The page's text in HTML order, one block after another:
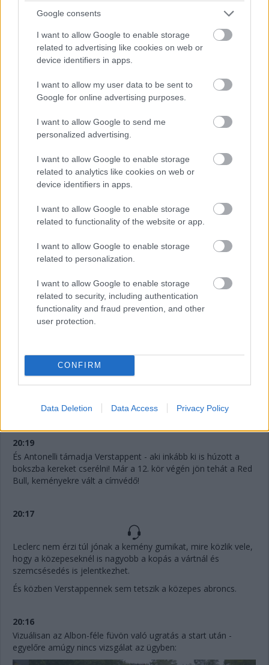
Google consents
I want to allow Google to enable storage
related to advertising like cookies on web or
device identifiers in apps.
I want to allow my user data to be sent to
Google for online advertising purposes.
I want to allow Google to send me
personalized advertising.
I want to allow Google to enable storage
related to analytics like cookies on web or
device identifiers in apps.
I want to allow Google to enable storage
related to functionality of the website or app.
I want to allow Google to enable storage
related to personalization.
I want to allow Google to enable storage
related to security, including authentication
functionality and fraud prevention, and other
user protection.
CONFIRM
Data Deletion Data Access Privacy Policy
nyomta le Hülkenberget.
Sainz vetődött be elfékezősen Bortoleto mellé a hajtűben,
Verstappen közben áthámozta magát Hülkenbergen, két
másodperccel követi Russellt.
Norris és Leclerc az első két helyen!
Norris megelőzte Hamiltont - aki aztán azzal a lendülettel
kijött a bokszba, szintén közepesről keményre váltani.
Norris, viszont csak három és fél másodperc van közöttük.
Antonelli is követi a két éllovas példáját, nála is felkerülnek a
kemények. Így most Piastri, Hamilton, Norris, Leclerc, Alonso
a top 5, ők még természetesen nem cseréltek kereket -
viszont fontos, hogy Norris és Leclerc a kemény keveréken
20:20
Russell-lel azonnal reagált a Mercedes, ő is érkezett a cserére,
közöttük.
20:19
És Antonelli támadja Verstappent - aki inkább ki is húzott a
bokszba kereket cserélni! Már a 12. kör végén jön tehát a Red
Bull, keményekre vált a címvédő!
20:17
Leclerc nem érzi túl jónak a kemény gumikat, mire közlik vele,
hogy a közepeseknél is nagyobb a kopás a vártnál és
szemcsésedés is jelentkezhet.
És közben Verstappennek sem tetszik a közepes abroncs.
20:16
Vizuálisan az Albon-féle füvön való ugratás a start után -
egyelőre amúgy nincs vizsgálat az ügyben: